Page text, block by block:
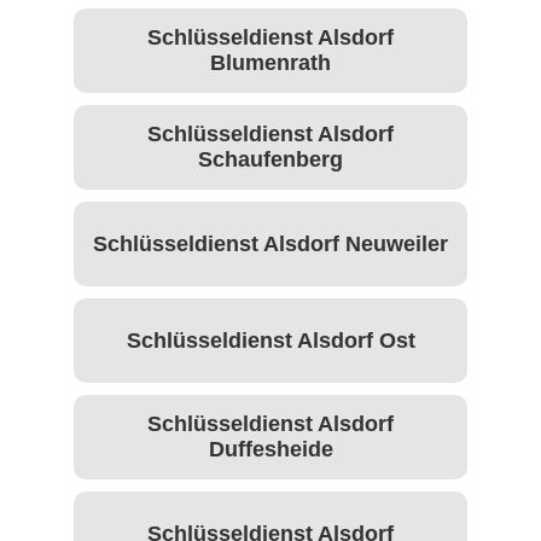
Schlüsseldienst Alsdorf
Blumenrath
Schlüsseldienst Alsdorf
Schaufenberg
Schlüsseldienst Alsdorf Neuweiler
Schlüsseldienst Alsdorf Ost
Schlüsseldienst Alsdorf
Duffesheide
Schlüsseldienst Alsdorf